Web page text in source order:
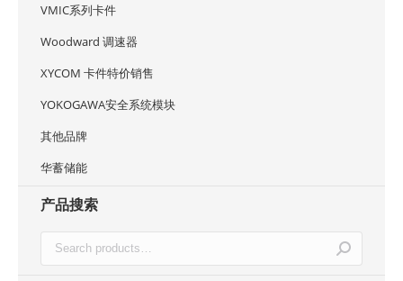
VMIC系列卡件
Woodward 调速器
XYCOM 卡件特价销售
YOKOGAWA安全系统模块
其他品牌
华蓄储能
产品搜索